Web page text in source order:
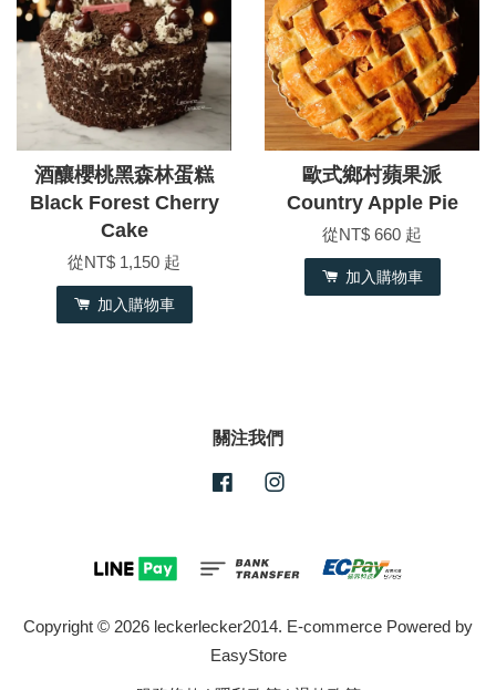
酒釀櫻桃黑森林蛋糕
Black Forest Cherry
Cake
從NT$ 1,150 起
加入購物車
歐式鄉村蘋果派
Country Apple Pie
從NT$ 660 起
加入購物車
關注我們
Facebook
Copyright © 2026 leckerlecker2014. E-commerce Powered by
EasyStore